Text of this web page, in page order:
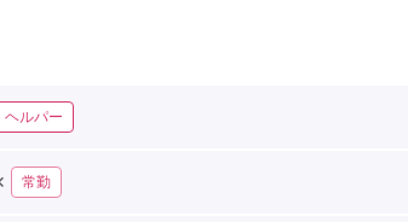
ルパー
常勤